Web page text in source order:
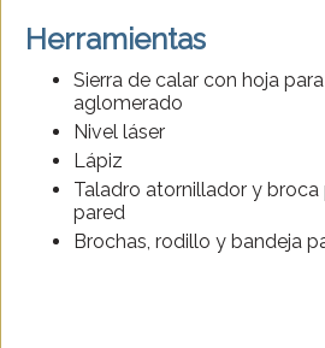
Herramientas
Sierra de calar con hoja
aglomerado
Nivel láser
Lápiz
Taladro atornillador y broca
pared
Brochas, rodillo y bandeja